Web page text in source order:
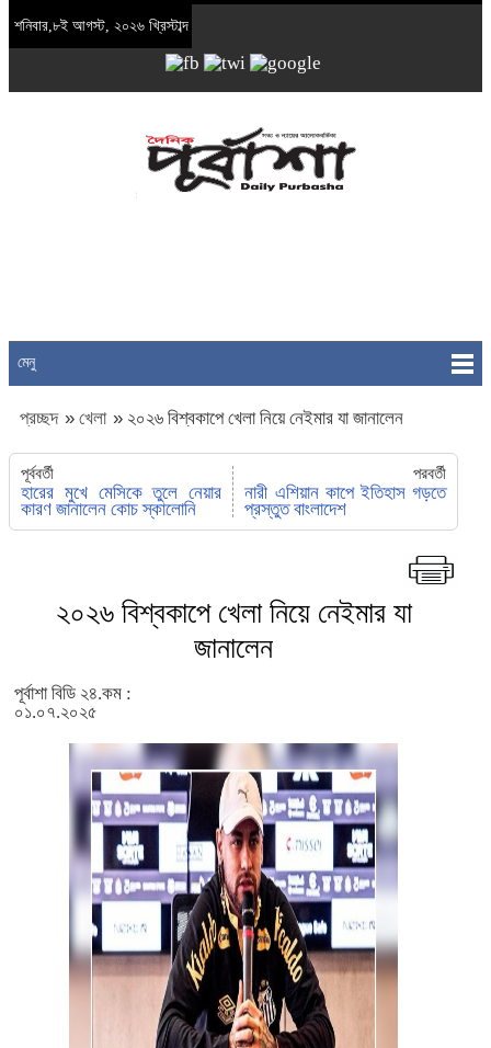
শনিবার,৮ই আগস্ট, ২০২৬ খ্রিস্টাব্দ
মেনু
প্রচ্ছদ » খেলা » ২০২৬ বিশ্বকাপে খেলা নিয়ে নেইমার যা জানালেন
পূর্ববর্তী
হারের মুখে মেসিকে তুলে নেয়ার
কারণ জানালেন কোচ স্কালোনি
পরবর্তী
নারী এশিয়ান কাপে ইতিহাস গড়তে
প্রস্তুত বাংলাদেশ
২০২৬ বিশ্বকাপে খেলা নিয়ে নেইমার যা
জানালেন
পূর্বাশা বিডি ২৪.কম :
০১.০৭.২০২৫